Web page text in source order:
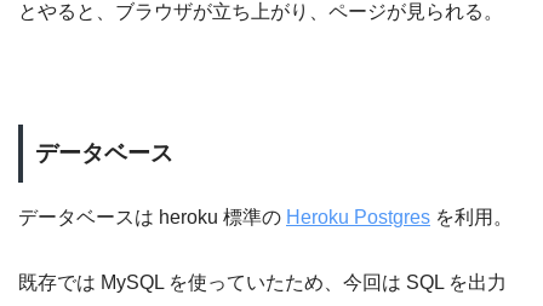
とやると、ブラウザが立ち上がり、ページが見られる。
データベース
データベースは heroku 標準の Heroku Postgres を利用。
既存では MySQL を使っていたため、今回は SQL を出力